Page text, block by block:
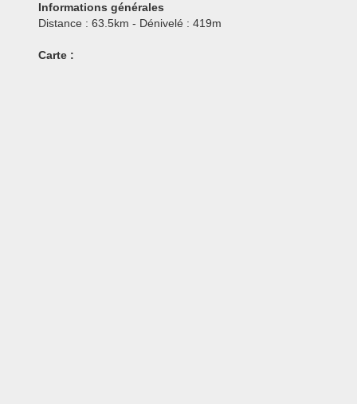
Informations générales
Distance : 63.5km - Dénivelé : 419m
Carte :